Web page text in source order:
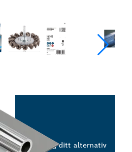
Velg ditt alternativ